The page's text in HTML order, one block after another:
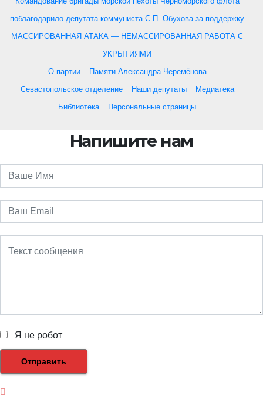
поблагодарило депутата-коммуниста С.П. Обухова за поддержку
МАССИРОВАННАЯ АТАКА — НЕМАССИРОВАННАЯ РАБОТА С
УКРЫТИЯМИ
О партии
Памяти Александра Черемёнова
Севастопольское отделение
Наши депутаты
Медиатека
Библиотека
Персональные страницы
Напишите нам
Я не робот
Отправить